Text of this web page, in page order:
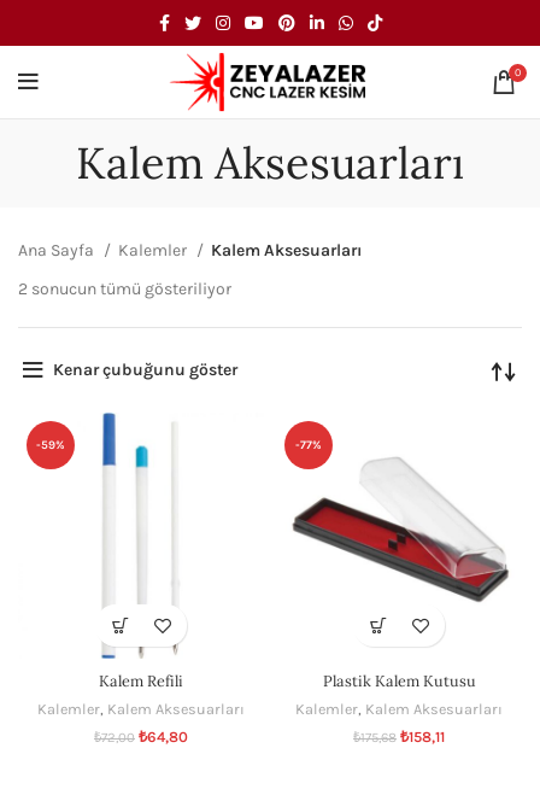
0
Kalem Aksesuarları
Ana Sayfa Kalemler
Kalem Aksesuarları
2 sonucun tümü gösteriliyor
Kenar çubuğunu göster
-59%
Kalem Refili
Kalemler, Kalem Aksesuarları
₺72,00 ₺64,80
-77%
Plastik Kalem Kutusu
Kalemler, Kalem Aksesuarları
₺175,68 ₺158,11